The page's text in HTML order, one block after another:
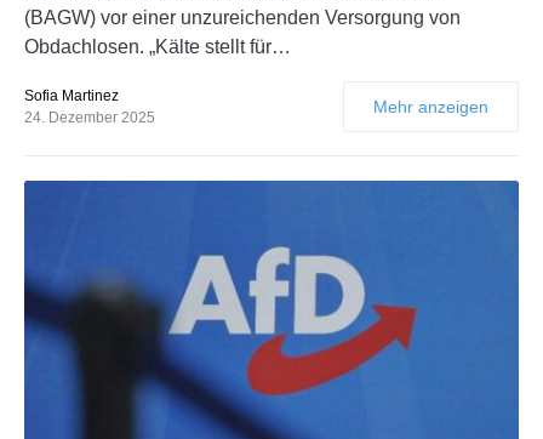
(BAGW) vor einer unzureichenden Versorgung von
Obdachlosen. „Kälte stellt für…
Sofia Martinez
24. Dezember 2025
Mehr anzeigen